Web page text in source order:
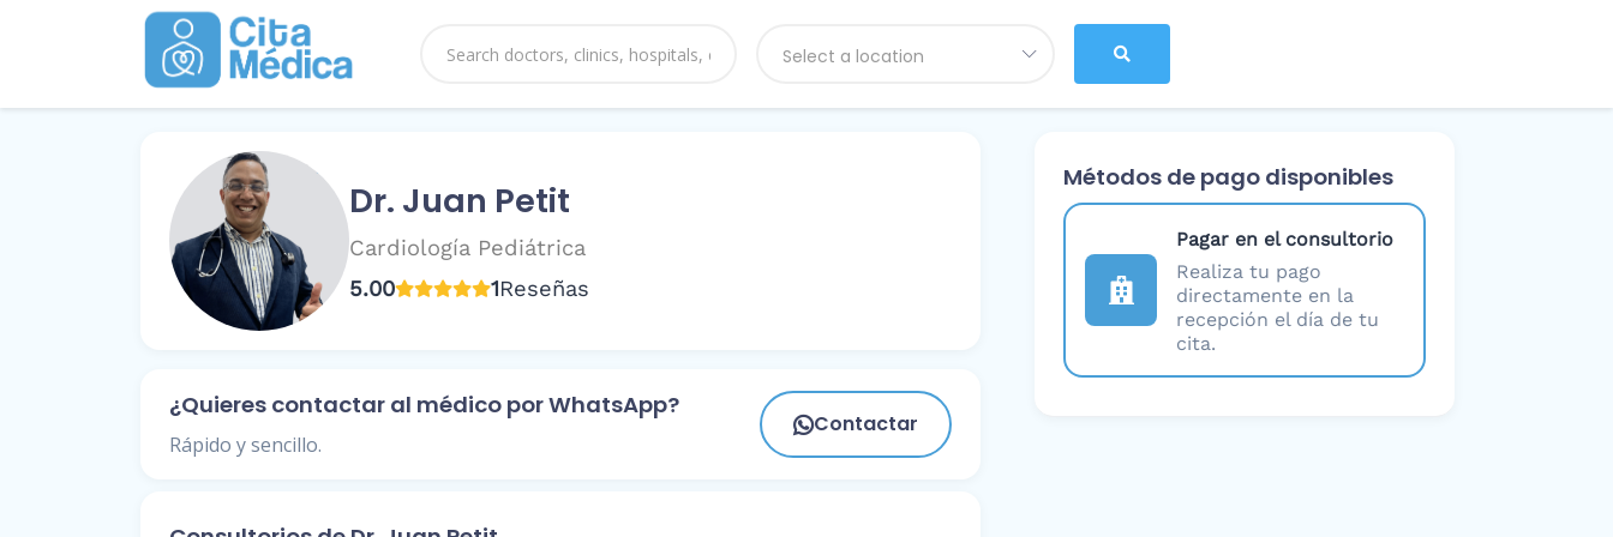
Select a location
Dr. Juan Petit
Cardiología Pediátrica
5.00
1Reseñas
¿Quieres contactar al médico por WhatsApp?
Rápido y sencillo.
Contactar
Métodos de pago disponibles
Pagar en el consultorio
Realiza tu pago
directamente en la
recepción el día de tu
cita.